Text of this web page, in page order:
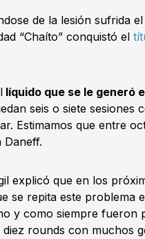
de la lesión sufrida
“Chaíto” conquistó el
líquido que se le generó
seis o siete sesiones
Estimamos que entre
Daneff.
explicó que en los
se repita este problema
y como siempre fueron
rounds con muchos